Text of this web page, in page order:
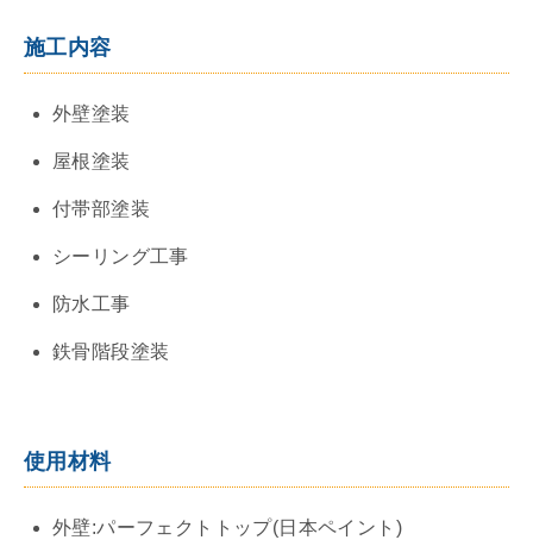
施工内容
外壁塗装
屋根塗装
付帯部塗装
シーリング工事
防水工事
鉄骨階段塗装
使用材料
外壁:パーフェクトトップ(日本ペイント)